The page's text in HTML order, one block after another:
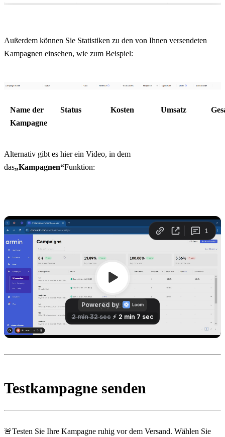
Außerdem können Sie Statistiken zu den von Ihnen versendeten
Kampagnen einsehen, wie zum Beispiel:
Name der
Kampagne
Status Kosten Umsatz
Alternativ gibt es hier ein Video, in dem
das„Kampagnen“Funktion:
Testkampagne senden
🚨Testen Sie Ihre Kampagne ruhig vor dem Versand. Wählen Sie